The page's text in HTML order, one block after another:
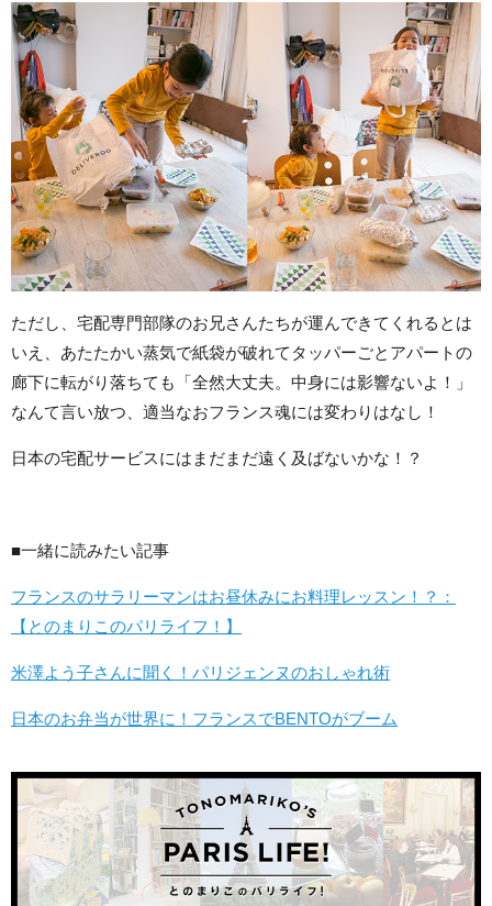
ただし、宅配専門部隊のお兄さんたちが運んできてくれるとは
いえ、あたたかい蒸気で紙袋が破れてタッパーごとアパートの
廊下に転がり落ちても「全然大丈夫。中身には影響ないよ！」
なんて言い放つ、適当なおフランス魂には変わりはなし！
日本の宅配サービスにはまだまだ遠く及ばないかな！？
■一緒に読みたい記事
フランスのサラリーマンはお昼休みにお料理レッスン！？：
【とのまりこのパリライフ！】
米澤よう子さんに聞く！パリジェンヌのおしゃれ術
日本のお弁当が世界に！フランスでBENTOがブーム